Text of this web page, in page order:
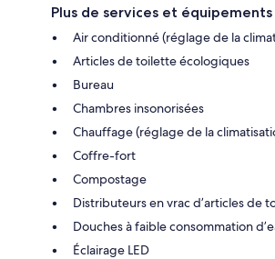
Plus de services et équipements
Air conditionné (réglage de la
Articles de toilette écologiques
Bureau
Chambres insonorisées
Chauffage (réglage de la
Coffre-fort
Compostage
Distributeurs en vrac d’articles de
Douches à faible consommation
Éclairage LED